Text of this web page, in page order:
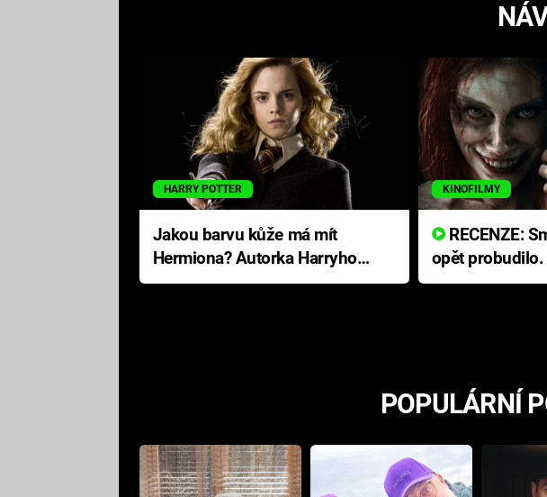
HARRY POTTER
Jakou barvu kůže má mít
Hermiona? Autorka Harryho
Pottera přišla s ráznou
KINOFILMY
RECENZE: Smrtelné zlo se
opět probudilo.
přichází s
POPULÁRNÍ